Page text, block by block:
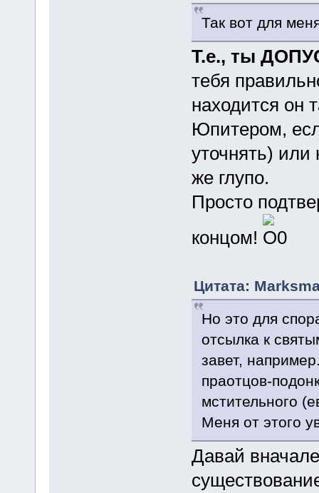
Так вот для
Т.е., ты
тебя
находится он
Юпитером,
уточнять) или
же глупо.
Просто
концом!
Цитата:
Но это для
отсылка к
завет,
праотцов-
мстительного
Меня от этого
Давай